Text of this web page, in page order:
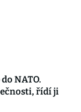
NATO.
řídí ji